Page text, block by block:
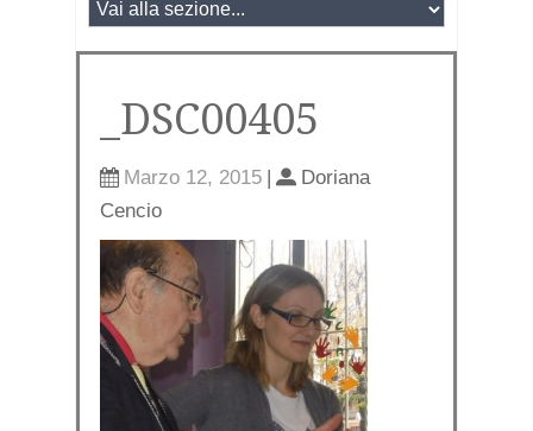
_DSC00405
Marzo 12, 2015 |
Doriana
Cencio